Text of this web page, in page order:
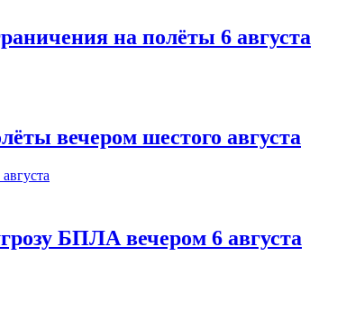
на полёты 6 августа
вечером шестого августа
БПЛА вечером 6 августа